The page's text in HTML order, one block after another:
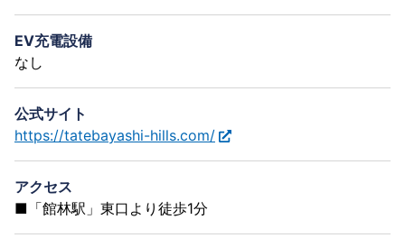
EV充電設備
なし
公式サイト
https://tatebayashi-hills.com/
アクセス
■「館林駅」東口より徒歩1分